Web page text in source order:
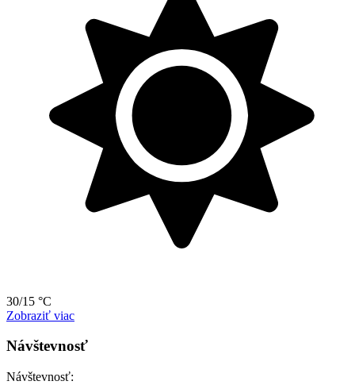
30/15 °C
Zobraziť viac
Návštevnosť
Návštevnosť: